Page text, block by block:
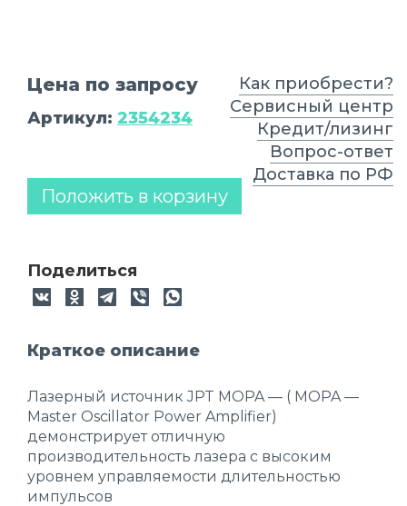
Цена по запросу
Артикул: 2354234
Положить в корзину
Поделиться
Краткое описание
Лазерный источник JPT MOPA — ( MOPA —
Master Oscillator Power Amplifier)
демонстрирует отличную
производительность лазера с высоким
уровнем управляемости длительностью
импульсов
Как приобрести?
Сервисный центр
Кредит/лизинг
Вопрос-ответ
Доставка по РФ